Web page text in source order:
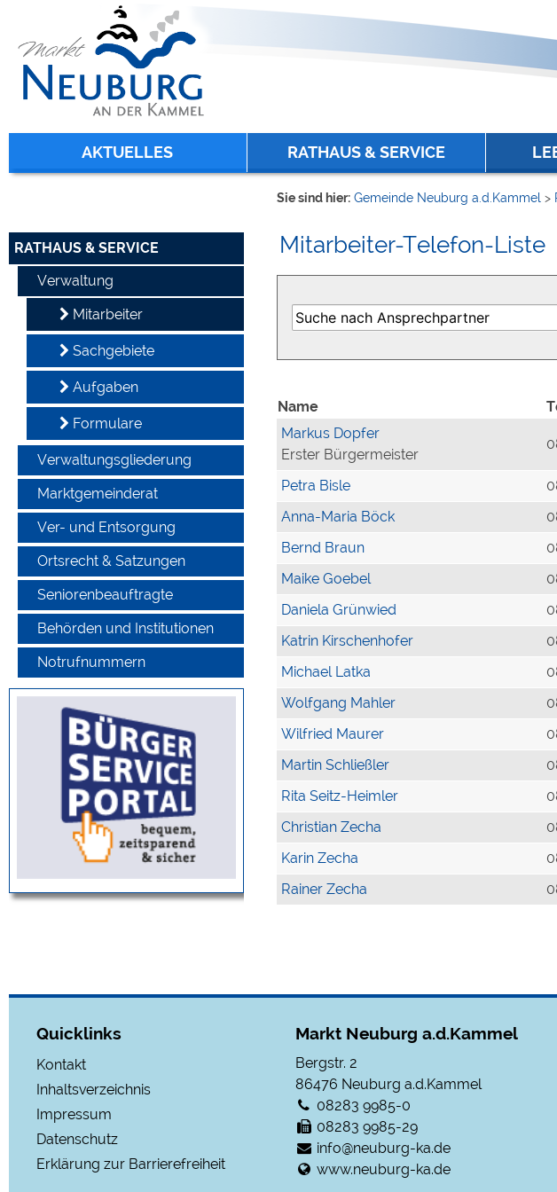
zur Navigation oder zur Startseitespringen.
AKTUELLES RATHAUS & SERVICE
RATHAUS & SERVICE
Verwaltung
Mitarbeiter
Sachgebiete
Aufgaben
Formulare
Verwaltungsgliederung
Marktgemeinderat
Ver- und Entsorgung
Ortsrecht & Satzungen
Seniorenbeauftragte
Behörden und Institutionen
Notrufnummern
Sie sind hier: Gemeinde Neuburg a.d.Kammel >
Mitarbeiter-Telefon-Liste
Name
Markus Dopfer
Erster Bürgermeister
Petra Bisle
Anna-Maria Böck
Bernd Braun
Maike Goebel
Daniela Grünwied
Katrin Kirschenhofer
Michael Latka
Wolfgang Mahler
Wilfried Maurer
Martin Schließler
Rita Seitz-Heimler
Christian Zecha
Karin Zecha
Rainer Zecha
Quicklinks
Kontakt
Inhaltsverzeichnis
Impressum
Datenschutz
Erklärung zur Barrierefreiheit
Markt Neuburg a.d.Kammel
Bergstr. 2
86476 Neuburg a.d.Kammel
08283 9985-0
08283 9985-29
info@neuburg-ka.de
www.neuburg-ka.de